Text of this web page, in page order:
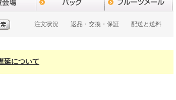
注文状況 返品・交換・保証 配送と送料
延について